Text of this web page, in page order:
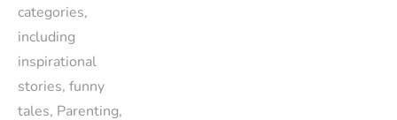
categories,
including
inspirational
stories, funny
tales, Parenting,